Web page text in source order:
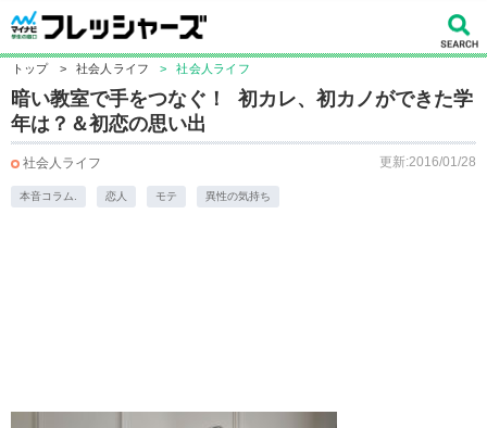
トップ > 社会人ライフ > 社会人ライフ
暗い教室で手をつなぐ！ 初カレ、初カノができた学
年は？＆初恋の思い出
社会人ライフ 更新:2016/01/28
本音コラム. 恋人 モテ 異性の気持ち